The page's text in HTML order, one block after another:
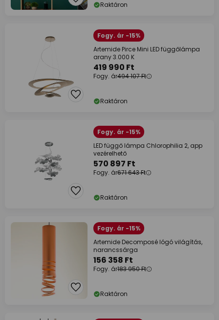
Raktáron
Fogy. ár -15%
Artemide Pirce Mini LED függőlámpa
arany 3.000 K
419 990 Ft
Fogy. ár494 107 Ft
Raktáron
Fogy. ár -15%
LED függő lámpa Chlorophilia 2, app
vezérelhető
570 897 Ft
Fogy. ár671 643 Ft
Raktáron
Fogy. ár -15%
Artemide Decomposé lógó világítás,
narancssárga
156 358 Ft
Fogy. ár183 950 Ft
Raktáron